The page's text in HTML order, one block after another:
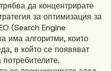
да концентрирате
за оптимизация за
(Search Engine
има алгоритми, които
в който се появяват
потребителите.